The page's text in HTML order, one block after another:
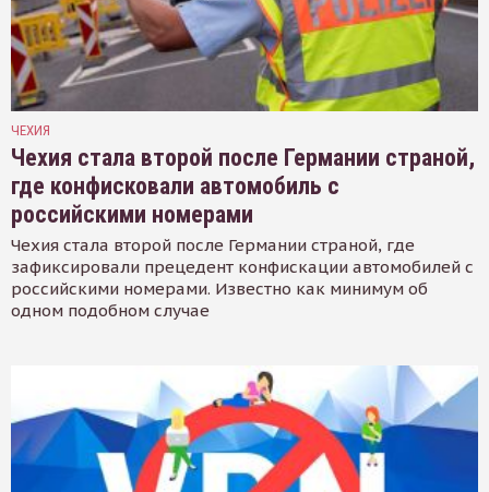
ЧЕХИЯ
Чехия стала второй после Германии страной,
где конфисковали автомобиль с
российскими номерами
Чехия стала второй после Германии страной, где
зафиксировали прецедент конфискации автомобилей с
российскими номерами. Известно как минимум об
одном подобном случае